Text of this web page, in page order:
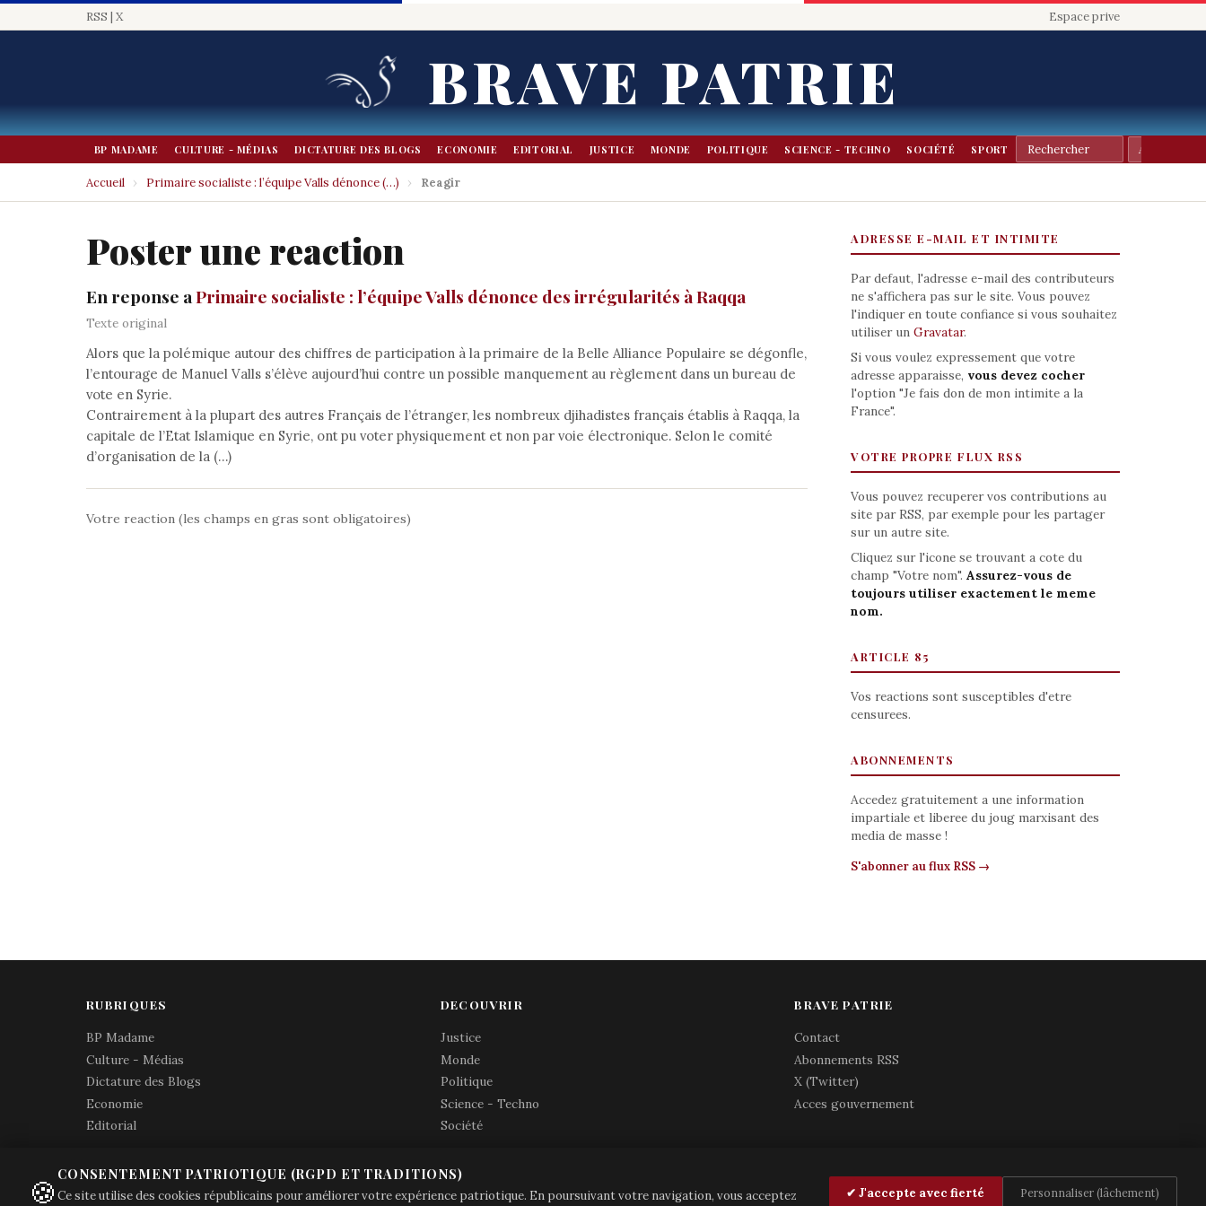
RSS | X Espace prive
BRAVE PATRIE
BP MADAME CULTURE - MÉDIAS DICTATURE DES BLOGS ECONOMIE EDITORIAL JUSTICE MONDE POLITIQUE SCIENCE - TECHNO SOCIÉTÉ SPORT
Accueil › Primaire socialiste : l’équipe Valls dénonce (…) › Reagir
Poster une reaction
En reponse aPrimaire socialiste : l’équipe Valls dénonce des irrégularités à Raqqa
Texte original
Alors que la polémique autour des chiffres de participation à la primaire de la Belle Alliance Populaire se dégonfle,
l’entourage de Manuel Valls s’élève aujourd’hui contre un possible manquement au règlement dans un bureau de
vote en Syrie.
Contrairement à la plupart des autres Français de l’étranger, les nombreux djihadistes français établis à Raqqa, la
capitale de l’Etat Islamique en Syrie, ont pu voter physiquement et non par voie électronique. Selon le comité
d’organisation de la (…)
Votre reaction (les champs en gras sont obligatoires)
ADRESSE E-MAIL ET INTIMITE
Par defaut, l'adresse e-mail des contributeurs
ne s'affichera pas sur le site. Vous pouvez
l'indiquer en toute confiance si vous souhaitez
utiliser un Gravatar.
Si vous voulez expressement que votre
adresse apparaisse, vous devez cocher
l'option "Je fais don de mon intimite a la
France".
VOTRE PROPRE FLUX RSS
Vous pouvez recuperer vos contributions au
site par RSS, par exemple pour les partager
sur un autre site.
Cliquez sur l'icone se trouvant a cote du
champ "Votre nom". Assurez-vous de
toujours utiliser exactement le meme
nom.
ARTICLE 85
Vos reactions sont susceptibles d'etre
censurees.
ABONNEMENTS
Accedez gratuitement a une information
impartiale et liberee du joug marxisant des
media de masse !
S'abonner au flux RSS →
RUBRIQUES
BP Madame
Culture - Médias
Dictature des Blogs
Economie
Editorial
DECOUVRIR
Justice
Monde
Politique
Science - Techno
Société
BRAVE PATRIE
Contact
Abonnements RSS
X (Twitter)
Acces gouvernement
© Brave Patrie + friends—
🍪
CONSENTEMENT PATRIOTIQUE (RGPD ET TRADITIONS)
Ce site utilise des cookies républicains pour améliorer votre expérience patriotique. En poursuivant votre navigation, vous acceptez
✔ J'accepte avec fierté Personnaliser (lâchement)